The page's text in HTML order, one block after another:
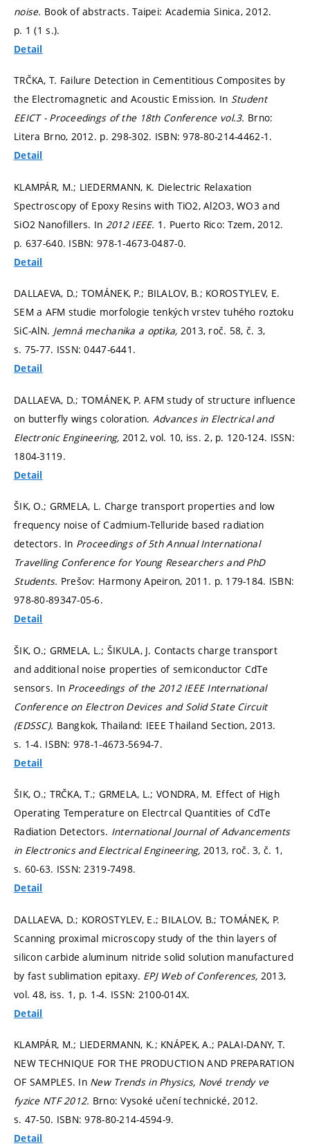
noise. Book of abstracts. Taipei: Academia Sinica, 2012.
p. 1 (1 s.).
Detail
TRČKA, T. Failure Detection in Cementitious Composites by
the Electromagnetic and Acoustic Emission. In Student
EEICT - Proceedings of the 18th Conference vol.3. Brno:
Litera Brno, 2012. p. 298-302. ISBN: 978-80-214-4462-1.
Detail
KLAMPÁR, M.; LIEDERMANN, K. Dielectric Relaxation
Spectroscopy of Epoxy Resins with TiO2, Al2O3, WO3 and
SiO2 Nanofillers. In 2012 IEEE. 1. Puerto Rico: Tzem, 2012.
p. 637-640. ISBN: 978-1-4673-0487-0.
Detail
DALLAEVA, D.; TOMÁNEK, P.; BILALOV, B.; KOROSTYLEV, E.
SEM a AFM studie morfologie tenkých vrstev tuhého roztoku
SiC-AlN. Jemná mechanika a optika, 2013, roč. 58, č. 3,
s. 75-77. ISSN: 0447-6441.
Detail
DALLAEVA, D.; TOMÁNEK, P. AFM study of structure influence
on butterfly wings coloration. Advances in Electrical and
Electronic Engineering, 2012, vol. 10, iss. 2, p. 120-124. ISSN:
1804-3119.
Detail
ŠIK, O.; GRMELA, L. Charge transport properties and low
frequency noise of Cadmium-Telluride based radiation
detectors. In Proceedings of 5th Annual International
Travelling Conference for Young Researchers and PhD
Students. Prešov: Harmony Apeiron, 2011. p. 179-184. ISBN:
978-80-89347-05-6.
Detail
ŠIK, O.; GRMELA, L.; ŠIKULA, J. Contacts charge transport
and additional noise properties of semiconductor CdTe
sensors. In Proceedings of the 2012 IEEE International
Conference on Electron Devices and Solid State Circuit
(EDSSC). Bangkok, Thailand: IEEE Thailand Section, 2013.
s. 1-4. ISBN: 978-1-4673-5694-7.
Detail
ŠIK, O.; TRČKA, T.; GRMELA, L.; VONDRA, M. Effect of High
Operating Temperature on Electrcal Quantities of CdTe
Radiation Detectors. International Journal of Advancements
in Electronics and Electrical Engineering,2013, roč. 3, č. 1,
s. 60-63. ISSN: 2319-7498.
Detail
DALLAEVA, D.; KOROSTYLEV, E.; BILALOV, B.; TOMÁNEK, P.
Scanning proximal microscopy study of the thin layers of
silicon carbide aluminum nitride solid solution manufactured
by fast sublimation epitaxy. EPJ Web of Conferences, 2013,
vol. 48, iss. 1, p. 1-4. ISSN: 2100-014X.
Detail
KLAMPÁR, M.; LIEDERMANN, K.; KNÁPEK, A.; PALAI-DANY, T.
NEW TECHNIQUE FOR THE PRODUCTION AND PREPARATION
OF SAMPLES. In New Trends in Physics, Nové trendy ve
fyzice NTF 2012. Brno: Vysoké učení technické, 2012.
s. 47-50. ISBN: 978-80-214-4594-9.
Detail